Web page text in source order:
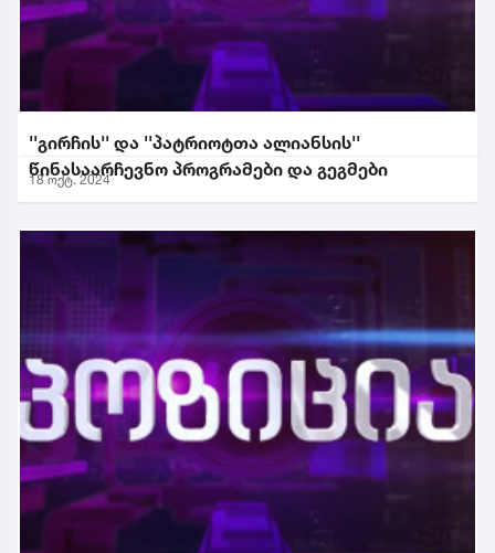
''გირჩის'' და ''პატრიოტთა ალიანსის''
წინასაარჩევნო პროგრამები და გეგმები
18 ოქტ. 2024